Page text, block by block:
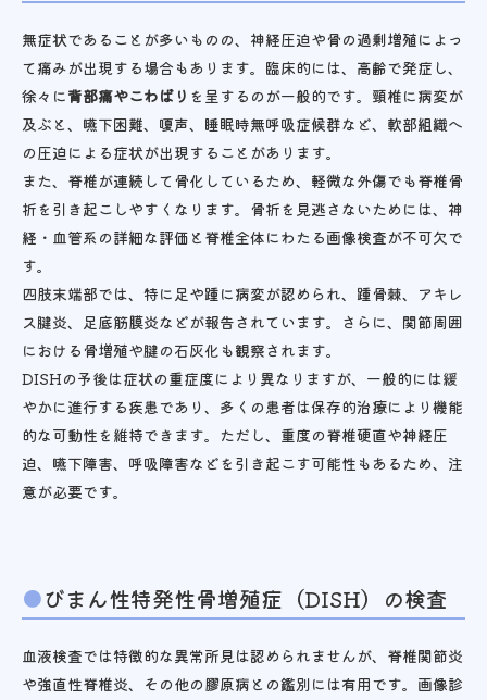
無症状であることが多いものの、神経圧迫や骨の過剰増殖によっ
て痛みが出現する場合もあります。臨床的には、高齢で発症し、
徐々に背部痛やこわばり を呈するのが一般的です。頸椎に病変が
及ぶと、嚥下困難、嗄声、睡眠時無呼吸症候群など、軟部組織へ
の圧迫による症状が出現することがあります。
また、脊椎が連続して骨化しているため、軽微な外傷でも脊椎骨
折を引き起こしやすくなります。骨折を見逃さないためには、神
経・血管系の詳細な評価と脊椎全体にわたる画像検査が不可欠で
す。
四肢末端部では、特に足や踵に病変が認められ、踵骨棘、アキレ
ス腱炎、足底筋膜炎などが報告されています。さらに、関節周囲
における骨増殖や腱の石灰化も観察されます。
DISHの予後は症状の重症度により異なりますが、一般的には緩
やかに進行する疾患であり、多くの患者は保存的治療により機能
的な可動性を維持できます。ただし、重度の脊椎硬直や神経圧
迫、嚥下障害、呼吸障害などを引き起こす可能性もあるため、注
意が必要です。
びまん性特発性骨増殖症（DISH）の検査
血液検査では特徴的な異常所見は認められませんが、脊椎関節炎
や強直性脊椎炎、その他の膠原病との鑑別には有用です。画像診